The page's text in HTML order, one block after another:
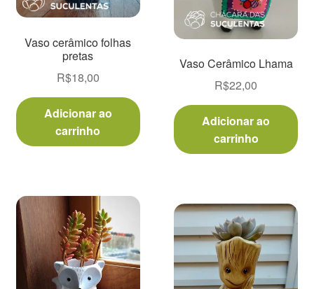
Vaso cerâmico folhas
pretas
R$18,00
Adicionar ao
carrinho
Vaso Cerâmico Lhama
R$22,00
Adicionar ao
carrinho